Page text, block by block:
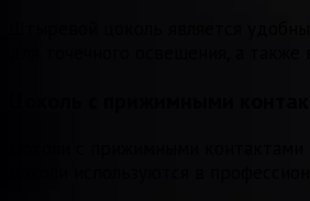
Штыревой цоколь является
для точечного освещения, а
Цоколи с прижимными
цоколи используются в